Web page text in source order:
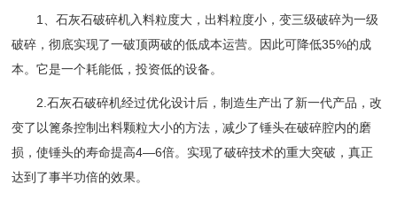
1、石灰石破碎机入料粒度大，出料粒度小，变三级破碎为一级
破碎，彻底实现了一破顶两破的低成本运营。因此可降低35%的成
本。它是一个耗能低，投资低的设备。
2.石灰石破碎机经过优化设计后，制造生产出了新一代产品，改
变了以篦条控制出料颗粒大小的方法，减少了锤头在破碎腔内的磨
损，使锤头的寿命提高4—6倍。实现了破碎技术的重大突破，真正
达到了事半功倍的效果。